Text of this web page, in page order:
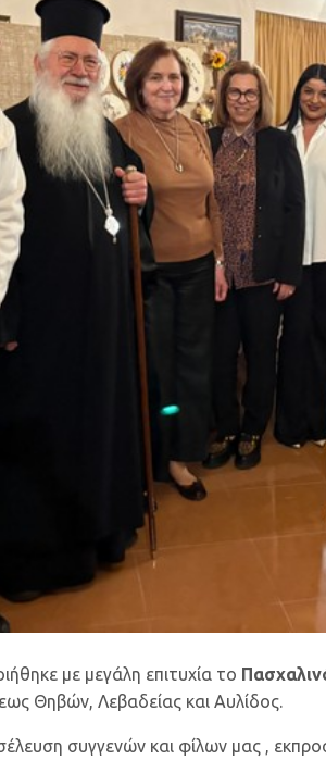
με μεγάλη επιτυχία το
Θηβών, Λεβαδείας και Αυλίδος.
συγγενών και φίλων μας ,